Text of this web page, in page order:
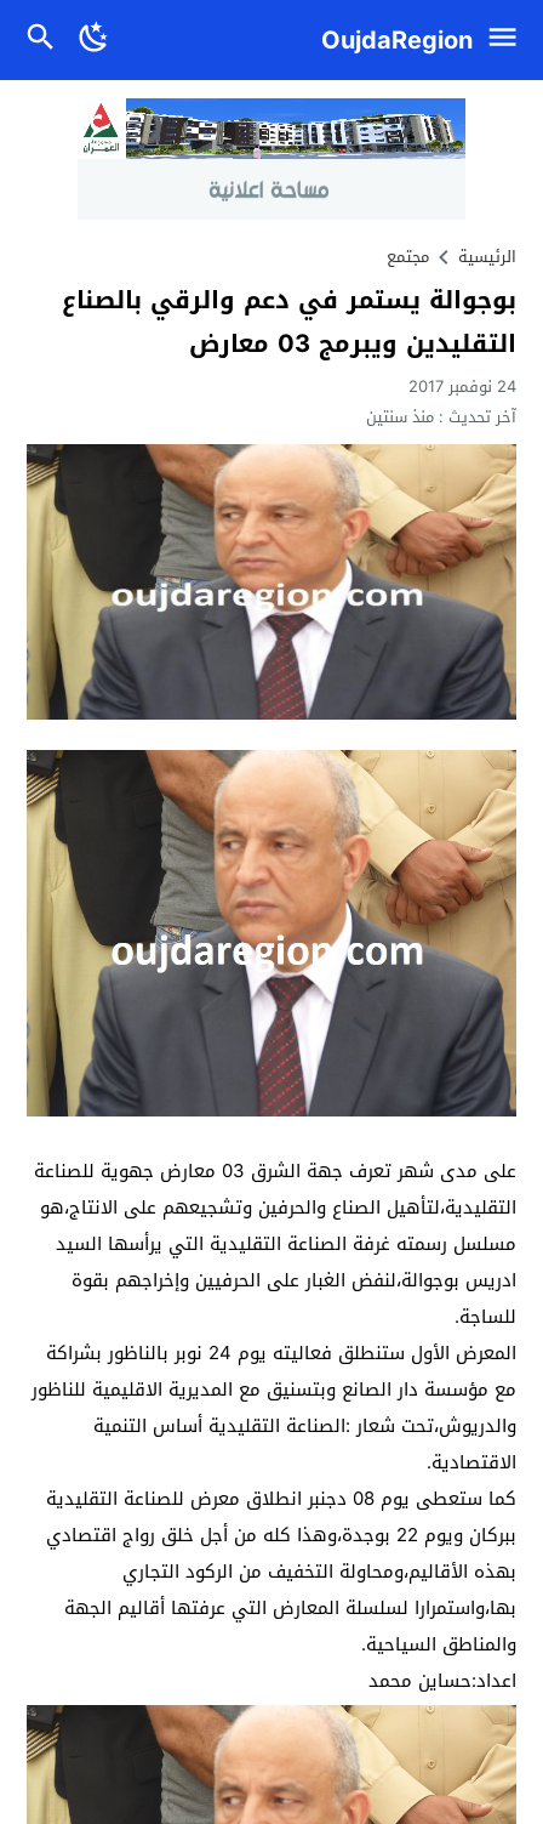
OujdaRegion
الرئيسية مجتمع
بوجوالة يستمر في دعم والرقي بالصناع
التقليدين ويبرمج 03 معارض
24 نوفمبر 2017
آخر تحديث :منذ سنتين
على مدى شهر تعرف جهة الشرق 03 معارض جهوية للصناعة
التقليدية،لتأهيل الصناع والحرفين وتشجيعهم على الانتاج،هو
مسلسل رسمته غرفة الصناعة التقليدية التي يرأسها السيد
ادريس بوجوالة،لنفض الغبار على الحرفيين وإخراجهم بقوة
للساجة.
المعرض الأول ستنطلق فعاليته يوم 24 نوبر بالناظور بشراكة
مع مؤسسة دار الصانع وبتسنيق مع المديرية الاقليمية للناظور
والدريوش،تحت شعار :الصناعة التقليدية أساس التنمية
الاقتصادية.
كما ستعطى يوم 08 دجنبر انطلاق معرض للصناعة التقليدية
ببركان ويوم 22 بوجدة،وهذا كله من أجل خلق رواج اقتصادي
بهذه الأقاليم،ومحاولة التخفيف من الركود التجاري
بها،واستمرارا لسلسلة المعارض التي عرفتها أقاليم الجهة
والمناطق السياحية.
اعداد:حساين محمد